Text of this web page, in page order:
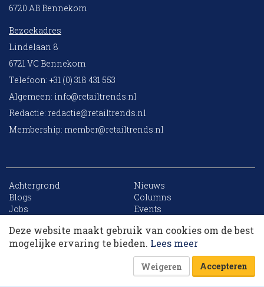
6720 AB Bennekom
Bezoekadres
Lindelaan 8
6721 VC Bennekom
Telefoon: +31 (0) 318 431 553
Algemeen: info@retailtrends.nl
Redactie: redactie@retailtrends.nl
Membership: member@retailtrends.nl
Achtergrond
Nieuws
Blogs
Columns
Jobs
Events
Archief
Sitemap
Website is powered by
Deze website maakt gebruik van cookies om de best
mogelijke ervaring te bieden. Lees meer
Weigeren Accepteren
10 collega’s
Korting op events